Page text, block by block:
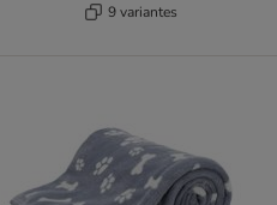
9 variantes